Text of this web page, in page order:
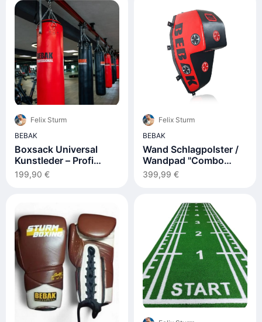
Felix Sturm
BEBAK
Boxsack Universal
Kunstleder – Profi
Training - Rot
199,90 €
Felix Sturm
BEBAK
Wand Schlagpolster /
Wandpad "Combo
King"
399,99 €